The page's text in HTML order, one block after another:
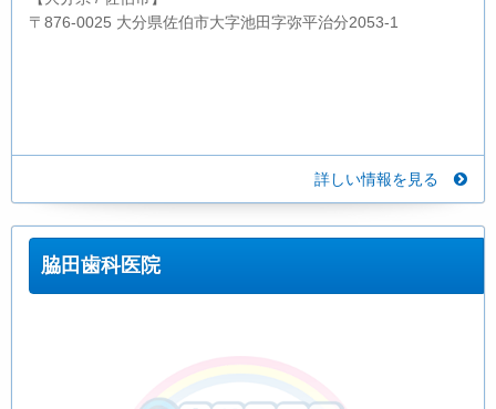
〒876-0025 大分県佐伯市大字池田字弥平治分2053-1
詳しい情報を見る
脇田歯科医院